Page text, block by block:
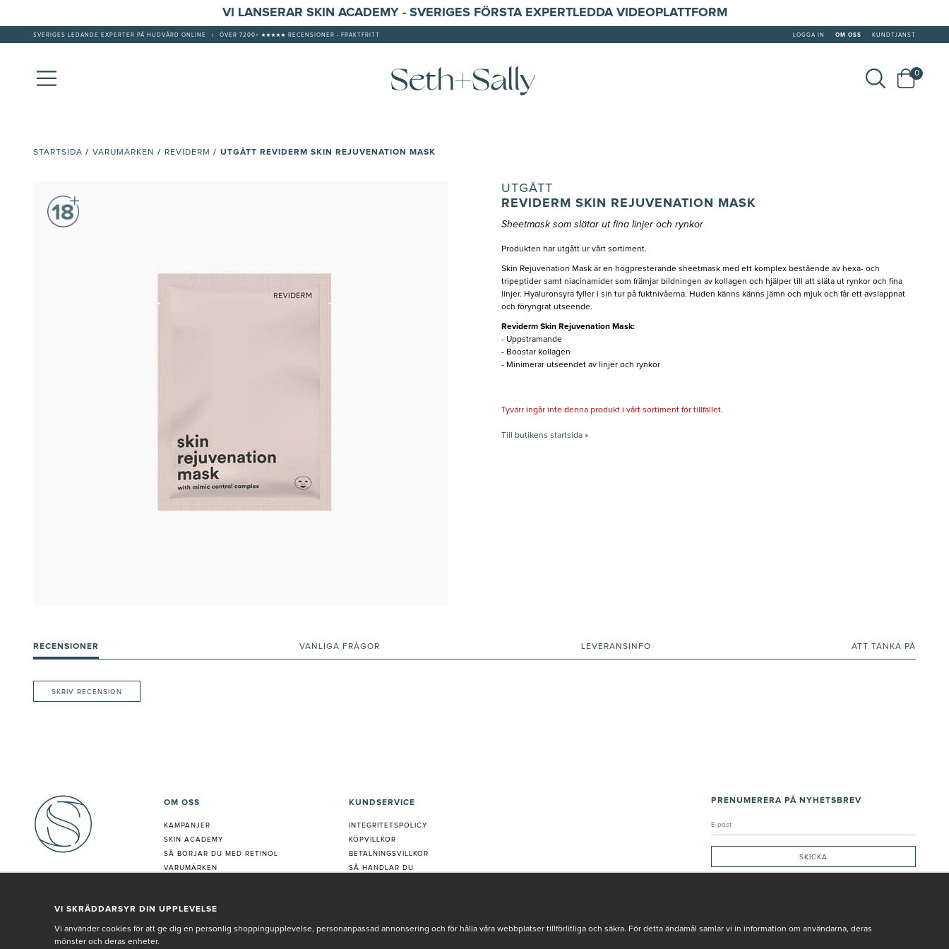
VI LANSERAR SKIN ACADEMY - SVERIGES FÖRSTA EXPERTLEDDA VIDEOPLATTFORM
SVERIGES LEDANDE EXPERTER PÅ HUDVÅRD ONLINE ÖVER 7200+ ★★★★★ RECENSIONER - FRAKTFRITT LOGGA IN OM OSS KUNDTJÄNST
0
STARTSIDA / VARUMÄRKEN / REVIDERM / UTGÅTT REVIDERM SKIN REJUVENATION MASK
UTGÅTT
REVIDERM SKIN REJUVENATION MASK
Sheetmask som slätar ut fina linjer och rynkor
Produkten har utgått ur vårt sortiment.
Skin Rejuvenation Mask är en högpresterande sheetmask med ett komplex bestående av hexa- och
tripeptider samt niacinamider som främjar bildningen av kollagen och hjälper till att släta ut rynkor och fina
linjer. Hyaluronsyra fyller i sin tur på fuktnivåerna. Huden känns känns jämn och mjuk och får ett avslappnat
och föryngrat utseende.
Reviderm Skin Rejuvenation Mask:
- Uppstramande
- Boostar kollagen
- Minimerar utseendet av linjer och rynkor
Tyvärr ingår inte denna produkt i vårt sortiment för tillfället.
Till butikens startsida »
RECENSIONER VANLIGA FRÅGOR LEVERANSINFO ATT TÄNKA PÅ
SKRIV RECENSION
OM OSS
KAMPANJER
SKIN ACADEMY
SÅ BÖRJAR DU MED RETINOL
VARUMÄRKEN
VÅR PERSONAL
KUNDSERVICE
INTEGRITETSPOLICY
KÖPVILLKOR
BETALNINGSVILLKOR
SÅ HANDLAR DU
REKLAMATION
PRENUMERERA PÅ NYHETSBREV
VI SKRÄDDARSYR DIN UPPLEVELSE
Vi använder cookies för att ge dig en personlig shoppingupplevelse, personanpassad annonsering och för hålla våra webbplatser tillförlitliga och säkra. För detta ändamål samlar vi in information om användarna, deras
mönster och deras enheter.